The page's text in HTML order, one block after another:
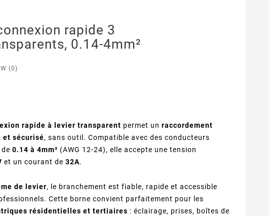
rapide 3
0.14-4mm²
(0)
rapide à levier transparent permet un raccordement
et sécurisé, sans outil. Compatible avec des conducteurs
0.14 à 4mm² (AWG 12-24), elle accepte une tension
et un courant de 32A.
de levier, le branchement est fiable, rapide et accessible
Cette borne convient parfaitement pour les
résidentielles et tertiaires : éclairage, prises, boîtes de